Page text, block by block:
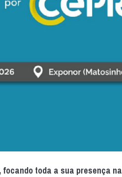
toda a sua presença na